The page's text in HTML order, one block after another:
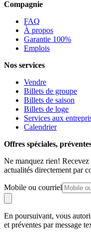
Compagnie
FAQ
À propos
Garantie 100%
Emplois
Nos services
Vendre
Billets de groupe
Billets de saison
Billets de loge
Services aux
Calendrier
Offres spéciales,
Ne manquez rien!
actualités directement par
Mobile ou courriel
En poursuivant, vous
et préventes par message